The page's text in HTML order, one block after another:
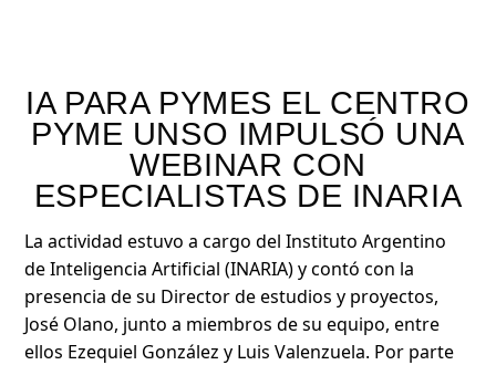
IA PARA PYMES EL CENTRO
PYME UNSO IMPULSÓ UNA
WEBINAR CON
ESPECIALISTAS DE INARIA
La actividad estuvo a cargo del Instituto Argentino
de Inteligencia Artificial (INARIA) y contó con la
presencia de su Director de estudios y proyectos,
José Olano, junto a miembros de su equipo, entre
ellos Ezequiel González y Luis Valenzuela. Por parte